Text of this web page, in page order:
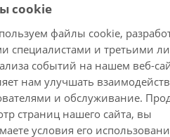
Условия
cookie
файлы cookie,
специалистами и третьими
событий на нашем веб-
нам улучшать
и обслуживание.
страниц нашего сайта, вы
условия его